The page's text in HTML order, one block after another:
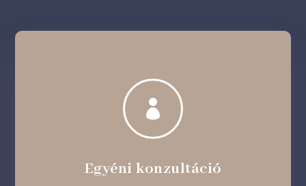

Egyéni konzultáció